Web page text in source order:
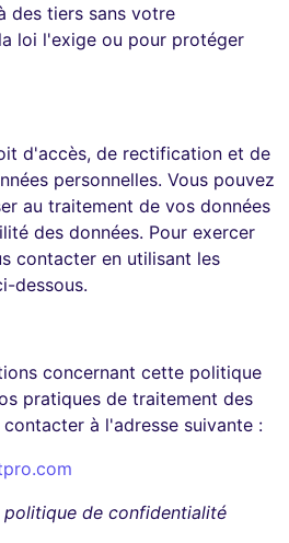
des tiers sans votre
loi l'exige ou pour protéger
d'accès, de rectification et de
personnelles. Vous pouvez
au traitement de vos données
des données. Pour exercer
contacter en utilisant les
dessous.
concernant cette politique
pratiques de traitement des
à l'adresse suivante :
de confidentialité